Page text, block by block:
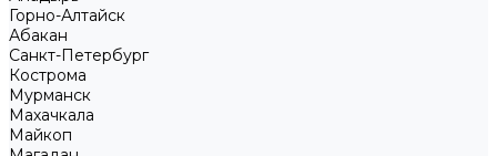
Горно-Алтайск
Абакан
Санкт-Петербург
Кострома
Мурманск
Махачкала
Майкоп